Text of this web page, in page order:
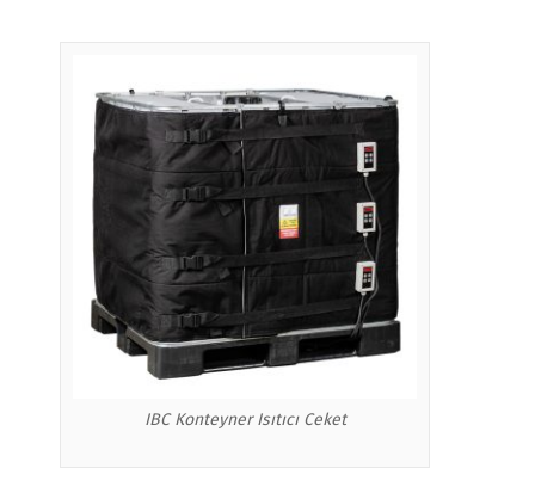
IBC Konteyner Isıtıcı Ceket